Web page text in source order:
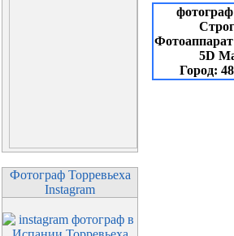
Фотограф Торревьеха
Instagram
5D
Город: